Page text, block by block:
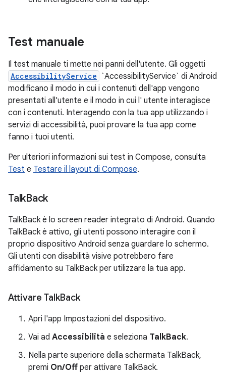
Test manuale
Il test manuale ti mette nei panni dell'utente. Gli oggetti
AccessibilityService `AccessibilityService` di Android
modificano il modo in cui i contenuti dell'app vengono
presentati all'utente e il modo in cui l' utente interagisce
con i contenuti. Interagendo con la tua app utilizzando i
servizi di accessibilità, puoi provare la tua app come
fanno i tuoi utenti.
Per ulteriori informazioni sui test in Compose, consulta
Test e Testare il layout di Compose.
TalkBack
TalkBack è lo screen reader integrato di Android. Quando
TalkBack è attivo, gli utenti possono interagire con il
proprio dispositivo Android senza guardare lo schermo.
Gli utenti con disabilità visive potrebbero fare
affidamento su TalkBack per utilizzare la tua app.
Attivare TalkBack
Apri l'app Impostazioni del dispositivo.
Vai ad Accessibilità e seleziona TalkBack.
Nella parte superiore della schermata TalkBack,
premi On/Off per attivare TalkBack.